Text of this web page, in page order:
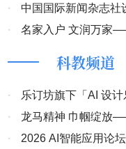
超时限查封扣押冻结财产
产权利”“灵活采取查封措
房、机器设备等生产资料
侵犯，是对营商环境的极
严肃查处，以杜绝此种现象的再次发生。
受害人四处求告，有关部
企业合法权益被司法权所
列活动
·
中国国际新闻杂志社
东坡文化行活动正式开
·
名家入户 文润万家
科教频道
·
乐订坊旗下「AI 设
计，为企业商户打造高
·
龙马精神 巾帼绽放
·
2026 AI智能应用论